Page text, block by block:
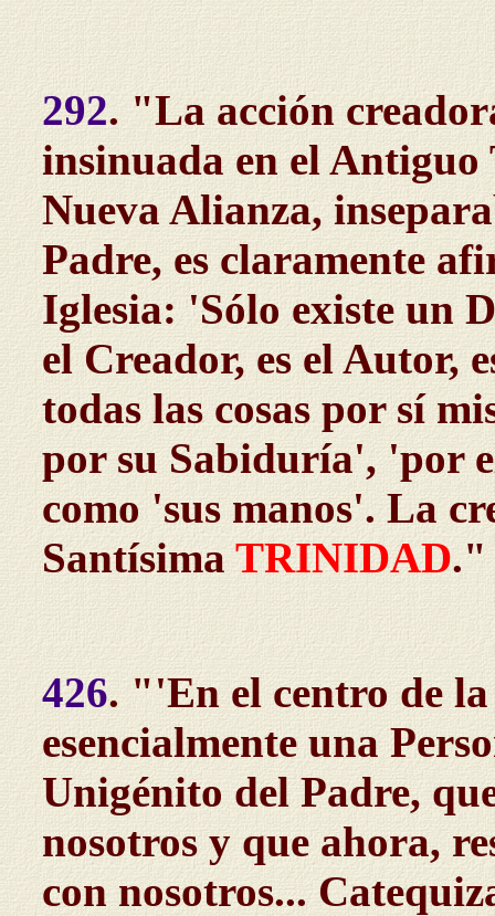
292. "La acción
insinuada en el Antiguo
Nueva Alianza,
Padre, es claramente
Iglesia: 'Sólo existe un
el Creador, es el Autor,
todas las cosas por sí
por su Sabiduría', 'por
como 'sus manos'. La
SantísimaTRINIDAD."
426. "'En el centro de la
esencialmente una
Unigénito del Padre,
nosotros y que ahora,
con nosotros...